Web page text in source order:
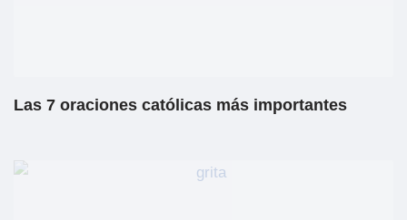
Las 7 oraciones católicas más importantes